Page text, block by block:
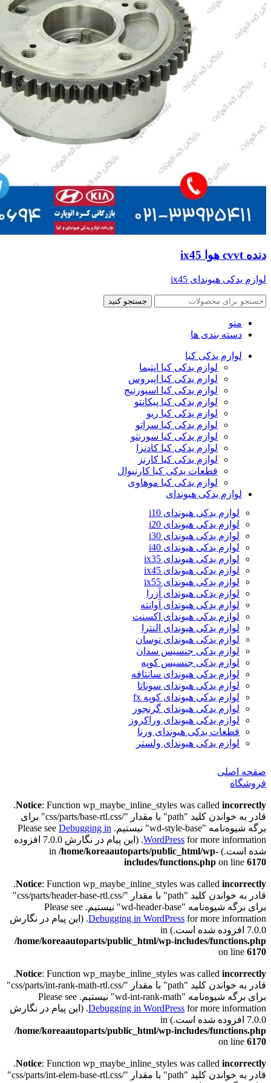
دنده cvvt هوا ix45
لوازم یدکی هیوندای ix45
جستجو کنید
منو
دسته بندی ها
لوازم یدکی کیا
لوازم یدکی کیا اپتیما
لوازم یدکی کیا اپیروس
لوازم یدکی کیا اسپورتیج
لوازم یدکی کیا پیکانتو
لوازم یدکی کیا ریو
لوازم یدکی کیا سراتو
لوازم یدکی کیا سورنتو
لوازم یدکی کیا کادنزا
لوازم یدکی کیا کارنز
قطعات یدکی کیا کارنیوال
لوازم یدکی کیا موهاوی
لوازم یدکی هیوندای
لوازم یدکی هیوندای i10
لوازم یدکی هیوندای i20
لوازم یدکی هیوندای i30
لوازم یدکی هیوندای i40
لوازم یدکی هیوندای ix35
لوازم یدکی هیوندای ix45
لوازم یدکی هیوندای ix55
لوازم یدکی هیوندای آزرا
لوازم یدکی هیوندای آوانته
لوازم یدکی هیوندای اکسنت
لوازم یدکی هیوندای النترا
لوازم یدکی هیوندای توسان
لوازم یدکی جنسیس سدان
لوازم یدکی جنسیس کوپه
لوازم یدکی هیوندای سانتافه
لوازم یدکی هیوندای سوناتا
لوازم یدکی هیوندای کوپه fx
لوازم یدکی هیوندای گرنجور
لوازم یدکی هیوندای وراکروز
قطعات یدکی هیوندای ورنا
لوازم یدکی هیوندای ولستر
صفحه اصلی
فروشگاه
Notice: Function wp_maybe_inline_styles was called incorrectly
.
قادر به خواندن کلید "path" با مقدار "/css/parts/base-rtl.css" برای
برگه شیوه‌نامه "wd-style-base" نیستیم. Please see
Debugging in
WordPress
for more information. (این پیام در نگارش 7.0.0 افزوده
شده است.) in /home/koreaautoparts/public_html/wp-
includes/functions.php on line 6170
Notice: Function wp_maybe_inline_styles was called incorrectly
.
قادر به خواندن کلید "path" با مقدار "/css/parts/header-base-rtl.css"
برای برگه شیوه‌نامه "wd-header-base" نیستیم. Please see
Debugging in WordPressfor more information. (این پیام در نگارش
7.0.0 افزوده شده است.) in
/home/koreaautoparts/public_html/wp-includes/functions.php
on line 6170
Notice: Function wp_maybe_inline_styles was called incorrectly
.
قادر به خواندن کلید "path" با مقدار "/css/parts/int-rank-math-rtl.css"
برای برگه شیوه‌نامه "wd-int-rank-math" نیستیم. Please see
Debugging in WordPressfor more information. (این پیام در نگارش
7.0.0 افزوده شده است.) in
/home/koreaautoparts/public_html/wp-includes/functions.php
on line 6170
Notice: Function wp_maybe_inline_styles was called incorrectly
.
قادر به خواندن کلید "path" با مقدار "/css/parts/int-elem-base-rtl.css"